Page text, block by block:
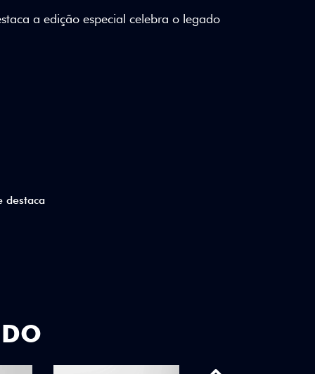
e detalhes em Citrus Green criam